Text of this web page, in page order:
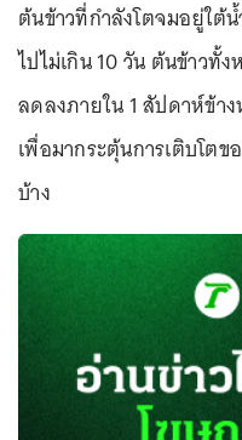
ต้นข้าวที่กำลังโตจมอยู่ใต้
ไปไม่เกิน 10 วัน ต้นข้าวทั้
ลดลงภายใน 1 สัปดาห์ข้า
เพื่อมากระตุ้นการเติบโต
บ้าง